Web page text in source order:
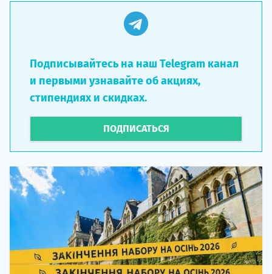
Подписывайтесь на наш Telegram канал
и первыми узнавайте об акциях,
стипендиях и скидках.
ПОДПИСАТЬСЯ